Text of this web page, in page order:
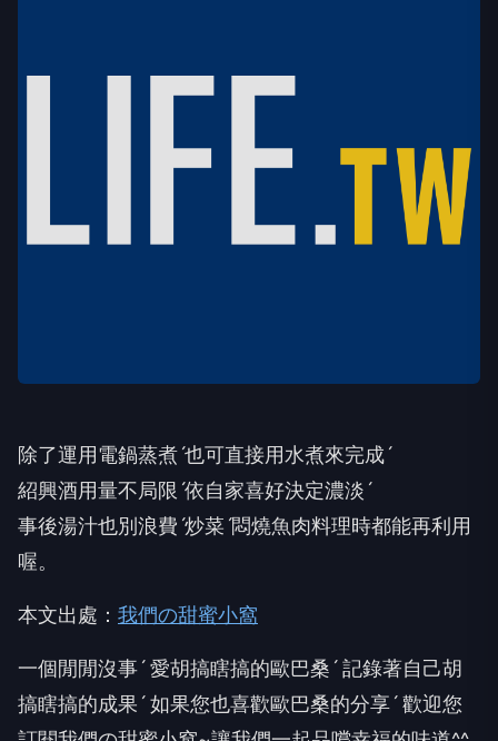
除了運用電鍋蒸煮ˊ也可直接用水煮來完成ˊ
紹興酒用量不局限ˊ依自家喜好決定濃淡ˊ
事後湯汁也別浪費ˊ炒菜ˊ悶燒魚肉料理時都能再利用
喔。
本文出處： 我們の甜蜜小窩
一個閒閒沒事ˊ 愛胡搞瞎搞的歐巴桑ˊ 記錄著自己胡
搞瞎搞的成果ˊ 如果您也喜歡歐巴桑的分享ˊ 歡迎您